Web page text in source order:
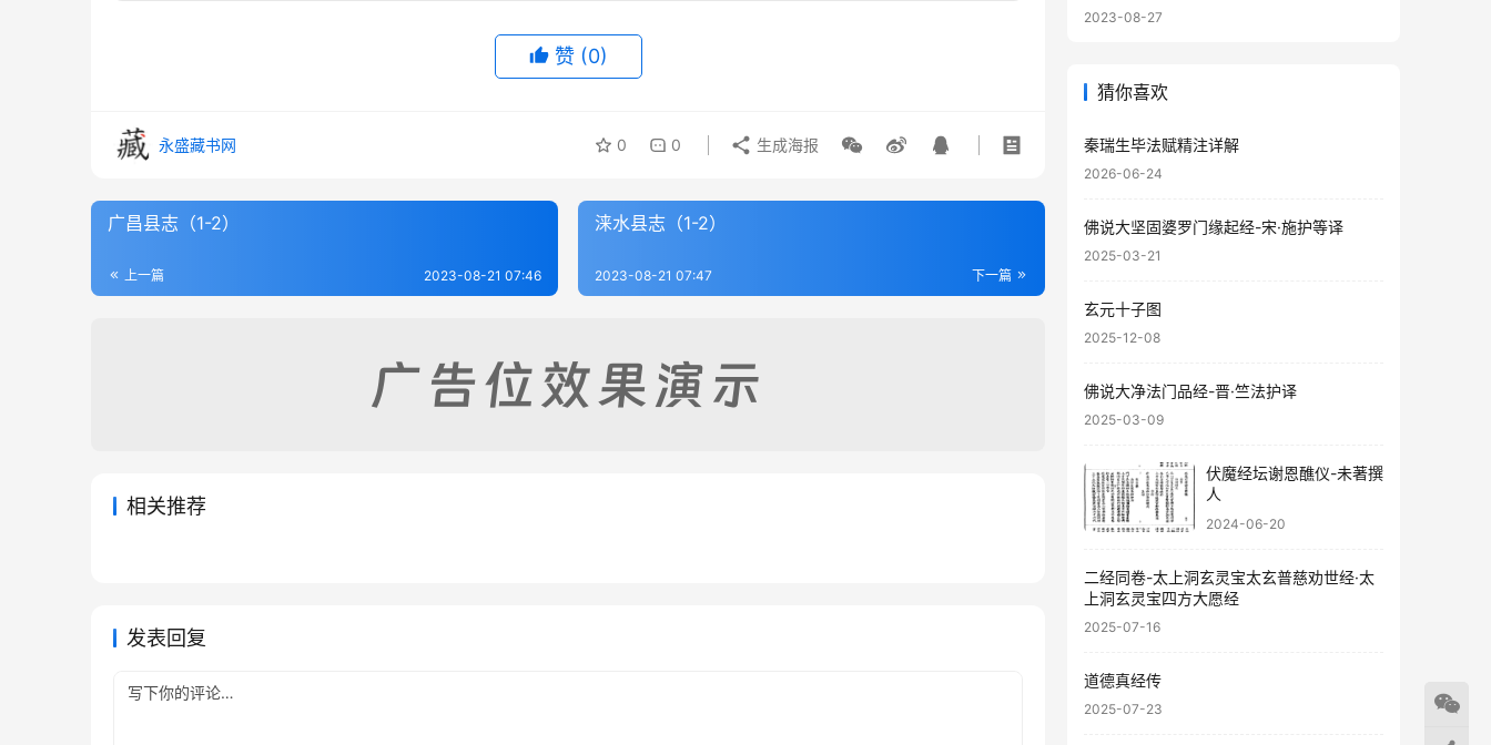
赞 (0)
永盛藏书网 0 0 生成海报
广昌县志（1-2）
上一篇 2023-08-21 07:46
涞水县志（1-2）
下一篇
2023-08-21 07:47
相关推荐
发表回复
2023-08-27
猜你喜欢
秦瑞生毕法赋精注详解
2026-06-24
佛说大坚固婆罗门缘起经-宋·施护等译
2025-03-21
玄元十子图
2025-12-08
佛说大净法门品经-晋·竺法护译
2025-03-09
伏魔经坛谢恩醮仪-未著撰
人
2024-06-20
二经同卷-太上洞玄灵宝太玄普慈劝世经·太
上洞玄灵宝四方大愿经
2025-07-16
道德真经传
2025-07-23